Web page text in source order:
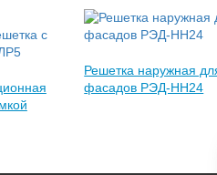
Решетка наружная
фасадов РЭД-НН24